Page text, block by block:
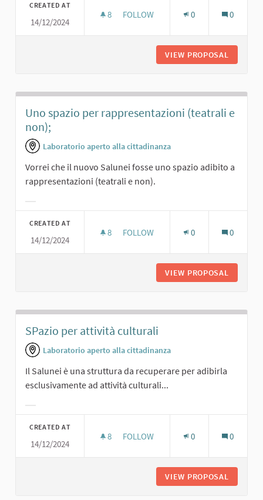
CREATED AT
14/12/2024
8 8 FOLLOWERS
FOLLOW 0 0
VIEW PROPOSAL
Uno spazio per rappresentazioni (teatrali e
non);
Laboratorio aperto alla cittadinanza
Vorrei che il nuovo Salunei fosse uno spazio adibito a
rappresentazioni (teatrali e non).
CREATED AT
14/12/2024
8 8 FOLLOWERS
FOLLOW 0 0
VIEW PROPOSAL
SPazio per attività culturali
Laboratorio aperto alla cittadinanza
Il Salunei è una struttura da recuperare per adibirla
esclusivamente ad attività culturali...
CREATED AT
14/12/2024
8 8 FOLLOWERS
FOLLOW 0 0
VIEW PROPOSAL